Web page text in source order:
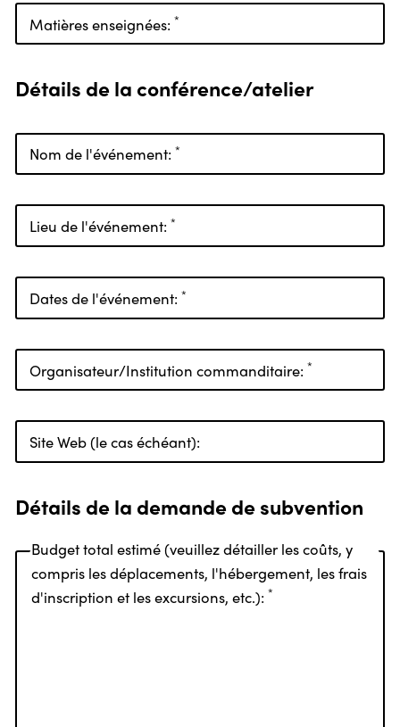
Matières enseignées:*
Détails de la conférence/atelier
Nom de l'événement:*
Lieu de l'événement:*
Dates de l'événement:*
Organisateur/Institution commanditaire:*
Site Web (le cas échéant):
Détails de la demande de subvention
Budget total estimé (veuillez détailler les coûts, y
compris les déplacements, l'hébergement, les frais
d'inscription et les excursions, etc.):*